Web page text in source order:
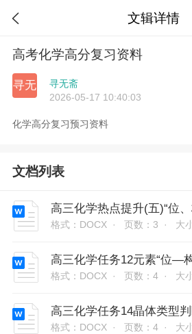
 文辑详情
高考化学高分复习资料
寻无
寻无斋
2026-05-17 10:40:03
化学高分复习预习资料
文档列表
格式：DOCX · 页数：3 · 大
格式：DOCX · 页数：4 · 大
格式：DOCX · 页数：4 · 大